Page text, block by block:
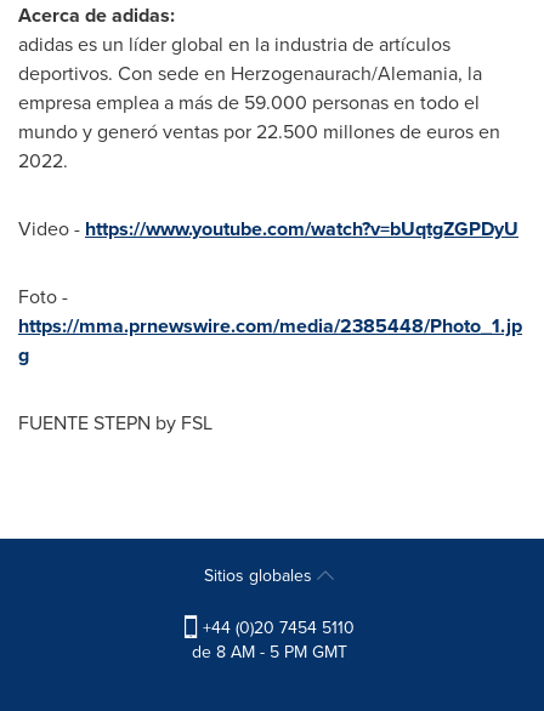
Acerca de adidas:
adidas es un líder global en la industria de artículos
deportivos. Con sede en Herzogenaurach/Alemania, la
empresa emplea a más de 59.000 personas en todo el
mundo y generó ventas por 22.500 millones de euros en
2022.
Video - https://www.youtube.com/watch?v=bUqtgZGPDyU
Foto -
https://mma.prnewswire.com/media/2385448/Photo_1.jp
g
FUENTE STEPN by FSL
Sitios globales
+44 (0)20 7454 5110
de 8 AM - 5 PM GMT